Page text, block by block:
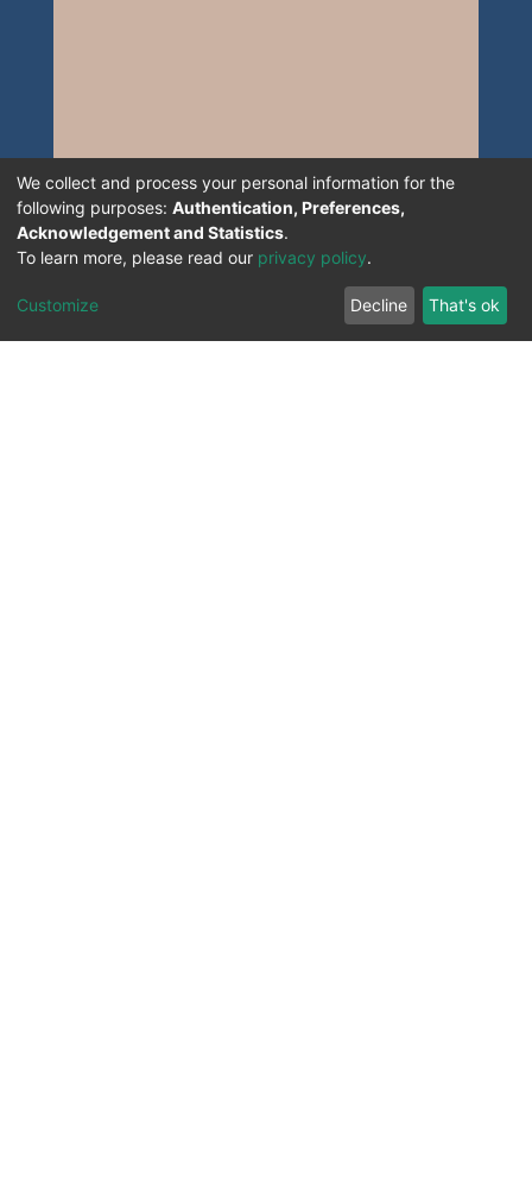
We collect and process your personal information for the
following purposes: Authentication, Preferences,
Acknowledgement and Statistics.
To learn more, please read our privacy policy.
Customize Decline That's ok